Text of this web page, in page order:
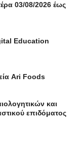
03/08/2026 έως
Education
Ari Foods
και
επιδόματος